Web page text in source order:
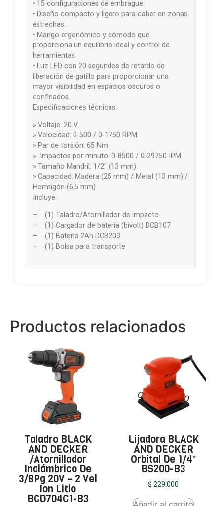
• 15 configuraciones de embrague.
• Diseño compacto y ligero para caber en zonas
estrechas.
• Mango ergonómico y cómodo que
proporciona un equilibrio ideal y control de
herramientas.
• Luz LED con 20 segundos de retardo de
liberación de gatillo para proporcionar una
mayor visibilidad en espacios oscuros o
confinados.
Especificaciones técnicas:
» Voltaje: 20 V
» Velocidad: 0-500 / 0-1750 RPM
» Par de torsión: 65 Nm
» Impactos por minuto: 0-8500 / 0-29750 IPM
» Tamaño Mandril: 1/2″ (13 mm)
» Capacidad: Madera (25 mm) / Metal (13 mm) /
Hormigón (6,5 mm)
Incluye:
– (1) Taladro/Atornillador de impacto
– (1) Cargador de batería (bivolt) DCB107
– (1) Batería 2Ah DCB203
– (1) Bolsa para transporte
Productos relacionados
Taladro BLACK
AND DECKER
/Atornillador
Inalámbrico De
3/8Pg 20V – 2 Vel
Ion Litio
BCD704C1-B3
Lijadora BLACK
AND DECKER
Orbital De 1/4″
BS200-B3
$ 229.000
Añadir al carrito